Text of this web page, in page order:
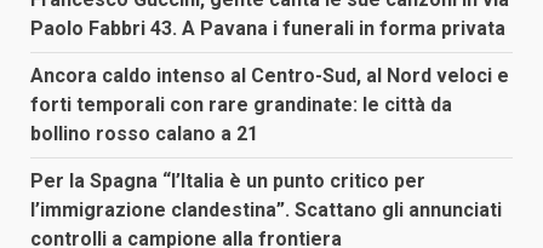
Paolo Fabbri 43. A Pavana i funerali in forma privata
Ancora caldo intenso al Centro-Sud, al Nord veloci e
forti temporali con rare grandinate: le città da
bollino rosso calano a 21
Per la Spagna “l’Italia è un punto critico per
l’immigrazione clandestina”. Scattano gli annunciati
controlli a campione alla frontiera